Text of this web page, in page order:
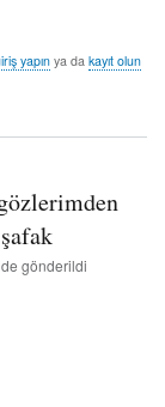
yapınya da kayıt olun
gönderildi